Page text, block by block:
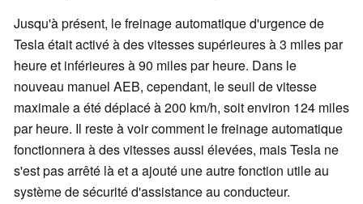
Jusqu'à présent, le freinage automatique d'urgence de
Tesla était activé à des vitesses supérieures à 3 miles par
heure et inférieures à 90 miles par heure. Dans le
nouveau manuel AEB, cependant, le seuil de vitesse
maximale a été déplacé à 200 km/h, soit environ 124 miles
par heure. Il reste à voir comment le freinage automatique
fonctionnera à des vitesses aussi élevées, mais Tesla ne
s'est pas arrêté là et a ajouté une autre fonction utile au
système de sécurité d'assistance au conducteur.